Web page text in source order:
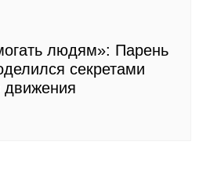
людям»: Парень
секретами
движения